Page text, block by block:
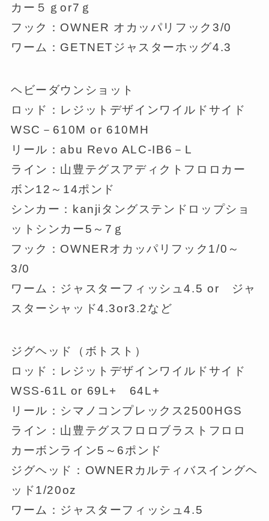
カー５ｇor7ｇ
フック：OWNER オカッパリフック3/0
ワーム：GETNETジャスターホッグ4.3
ヘビーダウンショット
ロッド：レジットデザインワイルドサイド
WSC－610M or 610MH
リール：abu Revo ALC-IB6－L
ライン：山豊テグスアディクトフロロカー
ボン12～14ポンド
シンカー：kanjiタングステンドロップショ
ットシンカー5～7ｇ
フック：OWNERオカッパリフック1/0～
3/0
ワーム：ジャスターフィッシュ4.5 or ジャ
スターシャッド4.3or3.2など
ジグヘッド（ボトスト）
ロッド：レジットデザインワイルドサイド
WSS-61L or 69L+ 64L+
リール：シマノコンプレックス2500HGS
ライン：山豊テグスフロロブラストフロロ
カーボンライン5～6ポンド
ジグヘッド：OWNERカルティバスイングヘ
ッド1/20oz
ワーム：ジャスターフィッシュ4.5